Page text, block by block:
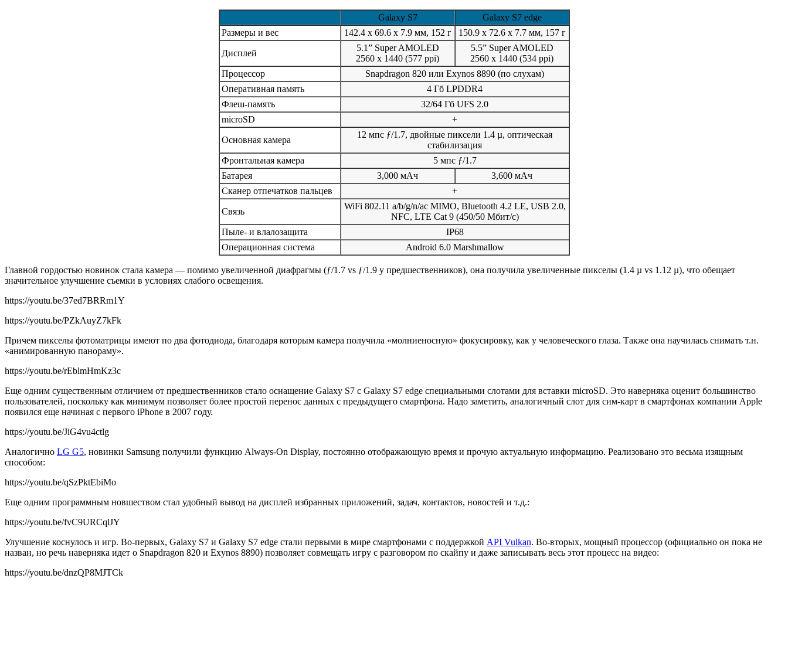
Galaxy S7
Galaxy S7 edge
Размеры и вес
142.4 x 69.6 x 7.9 мм, 152 г 150.9 x 72.6 x 7.7 мм, 157 г
Дисплей
5.1” Super AMOLED
2560 x 1440 (577 ppi)
5.5” Super AMOLED
2560 x 1440 (534 ppi)
Процессор
Snapdragon 820 или Exynos 8890 (по слухам)
Оперативная память
4 Гб LPDDR4
Флеш-память
32/64 Гб UFS 2.0
microSD
+
Основная камера
12 мпс ƒ/1.7, двойные пиксели 1.4 µ, оптическая
стабилизация
Фронтальная камера
5 мпс ƒ/1.7
Батарея
3,000 мАч
3,600 мАч
Сканер отпечатков пальцев
+
Связь
WiFi 802.11 a/b/g/n/ac MIMO, Bluetooth 4.2 LE, USB 2.0,
NFC, LTE Cat 9 (450/50 Мбит/с)
Пыле- и влалозащита
IP68
Операционная система
Android 6.0 Marshmallow
Главной гордостью новинок стала камера — помимо увеличенной диафрагмы (ƒ/1.7 vs ƒ/1.9 у предшественников), она получила увеличенные пикселы (1.4 µ vs 1.12 µ), что обещает
значительное улучшение съемки в условиях слабого освещения.
https://youtu.be/37ed7BRRm1Y
https://youtu.be/PZkAuyZ7kFk
Причем пикселы фотоматрицы имеют по два фотодиода, благодаря которым камера получила «молниеносную» фокусировку, как у человеческого глаза. Также она научилась снимать т.н.
«анимированную панораму».
https://youtu.be/rEblmHmKz3c
Еще одним существенным отличием от предшественников стало оснащение Galaxy S7 с Galaxy S7 edge специальными слотами для вставки microSD. Это наверняка оценит большинство
пользователей, поскольку как минимум позволяет более простой перенос данных с предыдущего смартфона. Надо заметить, аналогичный слот для сим-карт в смартфонах компании Apple
появился еще начиная с первого iPhone в 2007 году.
https://youtu.be/JiG4vu4ctlg
Аналогично LG G5, новинки Samsung получили функцию Always-On Display, постоянно отображающую время и прочую актуальную информацию. Реализовано это весьма изящным
способом:
https://youtu.be/qSzPktEbiMo
Еще одним программным новшеством стал удобный вывод на дисплей избранных приложений, задач, контактов, новостей и т.д.:
https://youtu.be/fvC9URCqlJY
Улучшение коснулось и игр. Во-первых, Galaxy S7 и Galaxy S7 edge стали первыми в мире смартфонами с поддержкой API Vulkan. Во-вторых, мощный процессор (официально он пока не
назван, но речь наверняка идет о Snapdragon 820 и Exynos 8890) позволяет совмещать игру с разговором по скайпу и даже записывать весь этот процесс на видео:
https://youtu.be/dnzQP8MJTCk